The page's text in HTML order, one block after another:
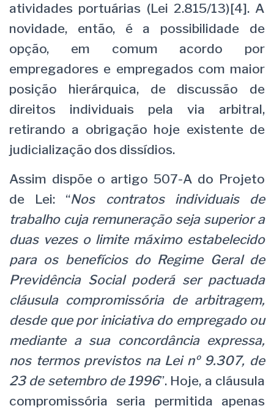
atividades portuárias (Lei 2.815/13)[4]. A
novidade, então, é a possibilidade de
opção, em comum acordo por
empregadores e empregados com maior
posição hierárquica, de discussão de
direitos individuais pela via arbitral,
retirando a obrigação hoje existente de
judicialização dos dissídios.
Assim dispõe o artigo 507-A do Projeto
de Lei: “Nos contratos individuais de
trabalho cuja remuneração seja superior a
duas vezes o limite máximo estabelecido
para os benefícios do Regime Geral de
Previdência Social poderá ser pactuada
cláusula compromissória de arbitragem,
desde que por iniciativa do empregado ou
mediante a sua concordância expressa,
nos termos previstos na Lei nº 9.307, de
23 de setembro de 1996”. Hoje, a cláusula
compromissória seria permitida apenas